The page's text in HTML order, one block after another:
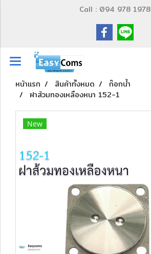
Call : 094 978 1978
หน้าแรก สินค้าทั้งหมด
ก๊อกน้ำ
ฝาส้วมทองเหลืองหนา 152-1
New